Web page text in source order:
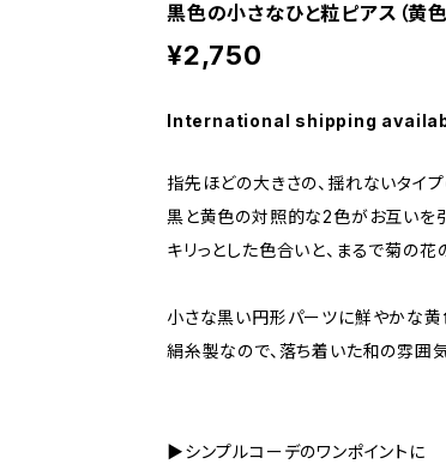
黒色の小さなひと粒ピアス（黄
¥2,750
International shipping
指先ほどの大きさの、揺れないタイプ
黒と黄色の対照的な2色がお互いを
キリっとした色合いと、まるで菊の
小さな黒い円形パーツに鮮やかな黄
絹糸製なので、落ち着いた和の雰囲
▶シンプルコーデのワンポイントに